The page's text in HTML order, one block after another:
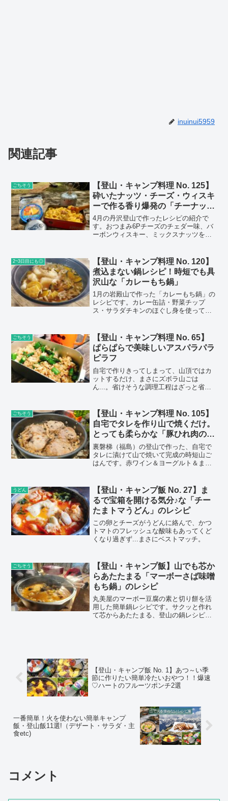
inuinui5959
関連記事
ごちそう
【登山・キャンプ料理 No. 125】
砕いたナッツ・チーズ・ウィスキ
ーで作る香り爆発の「チーナッツ
ペペロンチーノ」
4月の丹沢登山で作ったレシピの紹介で
す。おつまみ6Pチーズのチェダー味、バ
ーボンウィスキー、ミックスナッツを使
2~3日目にも◎
【登山・キャンプ料理 No. 120】
煮込まない鍋レシピ！時短でも具
沢山な「カレーもち鍋」
1月の岩殿山で作った「カレーもち鍋」の
レシピです。カレー缶詰・野菜チップ
ス・サラダチキンのほぐし身を使って、
ごちそう
【登山・キャンプ料理 No. 65】
ぱらぱらで美味しいアスパラパラ
ピラフ
自宅で作りきってしまって、山頂ではカ
ットするだけ、まさにズボラ山ごは
ん...。省けそうな調理工程はざっと省い
ワインに抜群に合う仕上がりになりまし
た！！
ごちそう
【登山・キャンプ料理 No. 105】
自宅でタレを作り山で焼くだけ。
とっても柔らかな「豚ひれ肉のヨ
ーグルト赤ワイン煮込み」
裏磐梯（福島）の登山で作った、自宅で
タレに漬けて山で焼いて完成の時短山ご
はんです。赤ワイン＆ヨーグルト＆まい
うどん
【登山・キャンプ飯 No. 27】ま
るで宝箱を開ける気分♪な「チー
たまトマうどん」のレシピ
この卵とチーズがうどんに絡んで、かつ
トマトのフレッシュな酸味もあってくど
くなり過ぎず...まさにベストマッチ。
ごちそう
【登山・キャンプ飯】山でも芯か
らあたたまる「マーボーさば味噌
もち鍋」のレシピ
丸美屋のマーボー豆腐の素と切り餅を活
用した簡単鍋レシピです。サクッと作れ
て芯からあたたまる、登山の鍋レシピに
【登山・キャンプ飯 No. 1】あつ～い季
節に作りたい簡単冷たいおやつ！！爆速
♡ハートのフルーツポンチ2選
一番簡単！火を使わない簡単キャンプ
飯・登山飯11選!（デザート・サラダ・主
食etc)
コメント